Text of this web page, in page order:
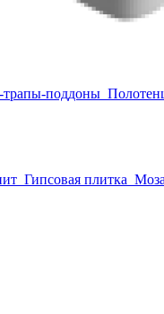
поддоны
Гипсовая плитка